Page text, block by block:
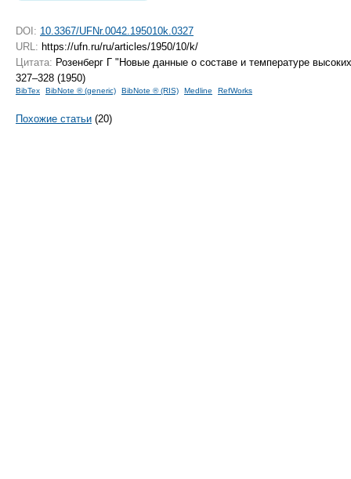
DOI: 10.3367/UFNr.0042.195010k.0327
URL: https://ufn.ru/ru/articles/1950/10/k/
Цитата: Розенберг Г "Новые данные о составе и температуре
327–328 (1950)
BibTex BibNote ® (generic) BibNote ® (RIS) Medline RefWorks
Похожие статьи (20)